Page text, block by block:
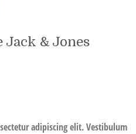
Jack & Jones
adipiscing elit. Vestibulum